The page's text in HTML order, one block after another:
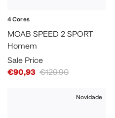
4 Cores
MOAB SPEED 2 SPORT
Homem
Sale Price
€90,93 €129,90
Novidade